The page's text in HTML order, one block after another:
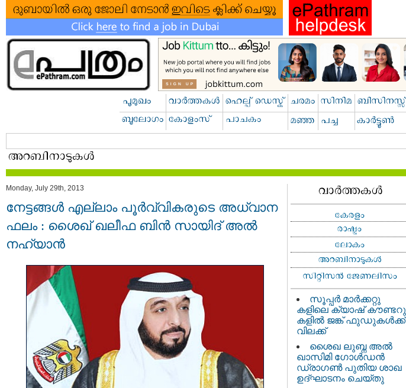
Monday, July 29th, 2013
നേട്ടങ്ങള്‍ എല്ലാം പൂര്‍വ്വികരുടെ അധ്വാന
ഫലം : ശൈഖ് ഖലീഫ ബിന്‍ സായിദ് അല്‍
നഹ്യാന്‍
സൂപ്പർ മാർക്കറ്റു
കളിലെ ക്യാഷ് കൗണ്ടറു
കളിൽ ജങ്ക് ഫുഡുകൾക്ക്
വിലക്ക്
ശൈഖ ലുബ്ന അൽ
ഖാസിമി ഗോൾഡൻ
ഡ്രാഗൺ പുതിയ ശാഖ
ഉദ്ഘാടനം ചെയ്തു